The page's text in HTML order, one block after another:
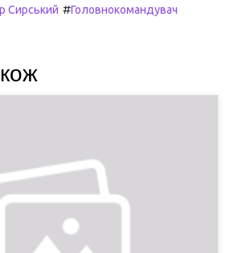
Сирський #Головнокомандувач